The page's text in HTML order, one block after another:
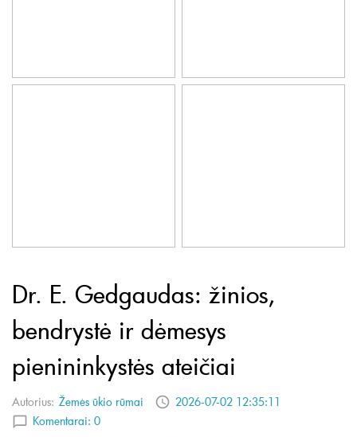
Dr. E. Gedgaudas: žinios,
bendrystė ir dėmesys
pienininkystės ateičiai
Autorius: Žemės ūkio rūmai
2026-07-02 12:35:11
Komentarai: 0